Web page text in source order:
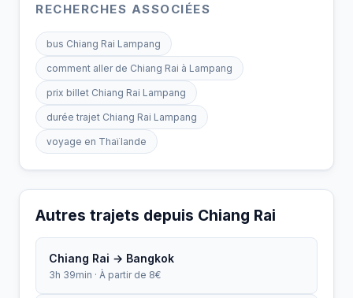
RECHERCHES ASSOCIÉES
bus Chiang Rai Lampang
comment aller de Chiang Rai à Lampang
prix billet Chiang Rai Lampang
durée trajet Chiang Rai Lampang
voyage en Thaïlande
Autres trajets depuis Chiang Rai
Chiang Rai → Bangkok
3h 39min · À partir de 8€